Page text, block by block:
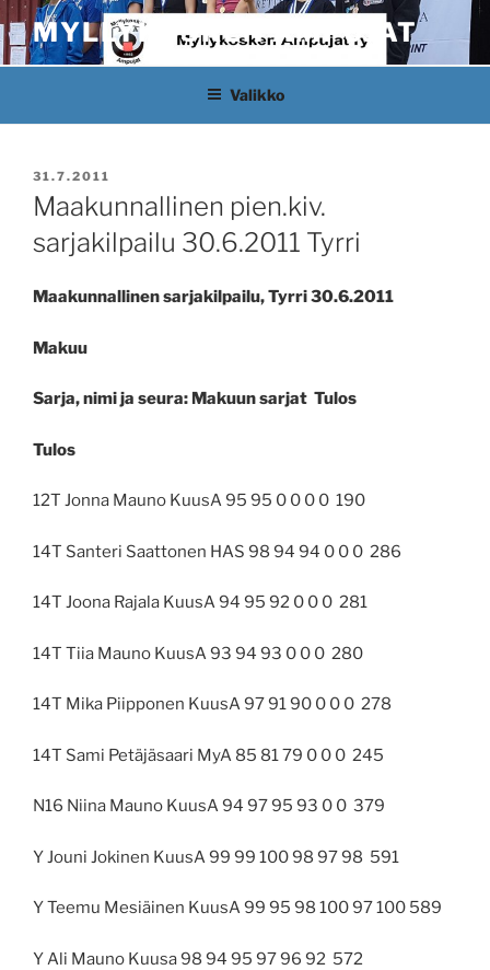
Siirry
sisältöönMYLLYKOSKEN AMPUJAT
Valikko
JULKAISTU
31.7.2011
Maakunnallinen pien.kiv.
sarjakilpailu 30.6.2011 Tyrri
Maakunnallinen sarjakilpailu, Tyrri30.6.2011
Makuu
Sarja, nimi ja seura: Makuun sarjat Tulos
Tulos
12T Jonna Mauno KuusA 95 95 0 0 0 0 190
14T Santeri Saattonen HAS 98 94 94 0 0 0 286
14T Joona Rajala KuusA 94 95 92 0 0 0 281
14T Tiia Mauno KuusA 93 94 93 0 0 0 280
14T Mika Piipponen KuusA 97 91 90 0 0 0 278
14T Sami Petäjäsaari MyA 85 81 79 0 0 0 245
N16 Niina Mauno KuusA 94 97 95 93 0 0 379
Y Jouni Jokinen KuusA 99 99 100 98 97 98 591
Y Teemu Mesiäinen KuusA 99 95 98 100 97 100 589
Y Ali Mauno Kuusa 98 94 95 97 96 92 572